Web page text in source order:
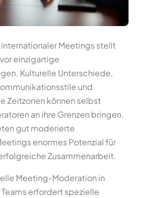
Meetings stellt
einzigartige
Kulturelle Unterschiede,
und
Zeitzonen können selbst
an ihre Grenzen bringen.
gut moderierte
enormes Potenzial für
Zusammenarbeit.
Meeting-Moderation in
erfordert spezielle